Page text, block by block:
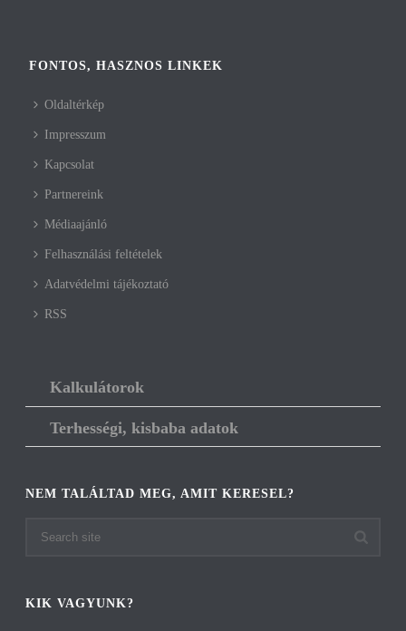
FONTOS, HASZNOS LINKEK
Oldaltérkép
Impresszum
Kapcsolat
Partnereink
Médiaajánló
Felhasználási feltételek
Adatvédelmi tájékoztató
RSS
Kalkulátorok
Terhességi, kisbaba adatok
NEM TALÁLTAD MEG, AMIT KERESEL?
KIK VAGYUNK?